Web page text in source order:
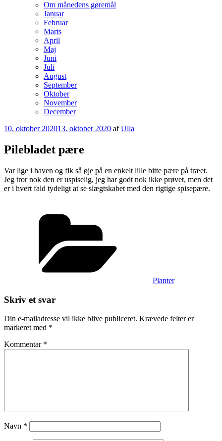
Om månedens gøremål
Januar
Februar
Marts
April
Maj
Juni
Juli
August
September
Oktober
November
December
Udgivet
10. oktober 202013. oktober 2020 afUlla
Pilebladet pære
Var lige i haven og fik så øje på en enkelt lille bitte pære på træet.
Jeg tror nok den er uspiselig, jeg har godt nok ikke prøvet, men det
er i hvert fald tydeligt at se slægtskabet med den rigtige spisepære.
Planter
Skriv et svar
Din e-mailadresse vil ikke blive publiceret. Krævede felter er
markeret med *
Kommentar *
Navn *